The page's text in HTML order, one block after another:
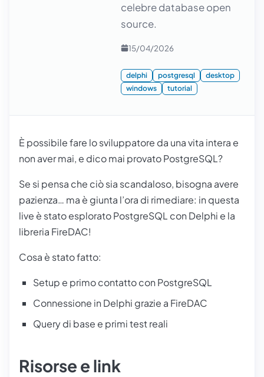
celebre database open
source.
15/04/2026
delphi postgresql
desktop
windows
tutorial
È possibile fare lo sviluppatore da una vita intera e
non aver mai, e dico mai provato PostgreSQL?
Se si pensa che ciò sia scandaloso, bisogna avere
pazienza… ma è giunta l’ora di rimediare: in questa
live è stato esplorato PostgreSQL con Delphi e la
libreria FireDAC!
Cosa è stato fatto:
Setup e primo contatto con PostgreSQL
Connessione in Delphi grazie a FireDAC
Query di base e primi test reali
Risorse e link